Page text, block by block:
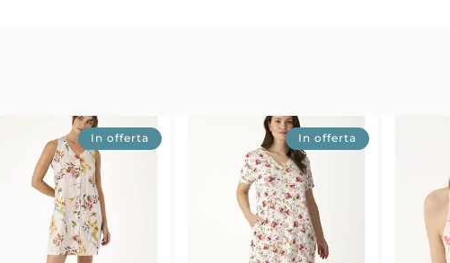
In offerta In offerta